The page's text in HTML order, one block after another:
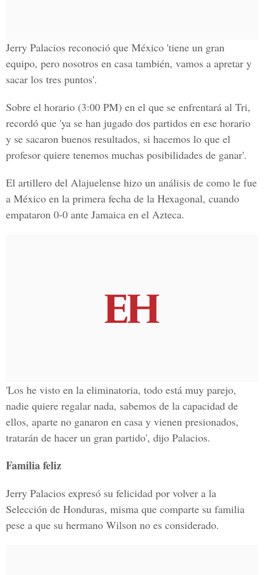
Jerry Palacios reconoció que México 'tiene un gran
equipo, pero nosotros en casa también, vamos a apretar y
sacar los tres puntos'.
Sobre el horario (3:00 PM) en el que se enfrentará al Tri,
recordó que 'ya se han jugado dos partidos en ese horario
y se sacaron buenos resultados, si hacemos lo que el
profesor quiere tenemos muchas posibilidades de ganar'.
El artillero del Alajuelense hizo un análisis de como le fue
a México en la primera fecha de la Hexagonal, cuando
empataron 0-0 ante Jamaica en el Azteca.
'Los he visto en la eliminatoria, todo está muy parejo,
nadie quiere regalar nada, sabemos de la capacidad de
ellos, aparte no ganaron en casa y vienen presionados,
tratarán de hacer un gran partido', dijo Palacios.
Familia feliz
Jerry Palacios expresó su felicidad por volver a la
Selección de Honduras, misma que comparte su familia
pese a que su hermano Wilson no es considerado.